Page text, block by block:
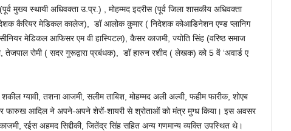
मुख्य स्थायी अधिवक्ता उ.प्र.) , मोहम्मद इदरीस (पूर्व जिला शासकीय अधिवक्ता
कैरियर मेडिकल कालेज), डॉ आलोक कुमार ( निदेशक कोआडिनेशन एण्ड प्लानिग
मेडिकल आफिसर एम वी हास्पिटल), कैसर काजमी, ज्योति सिंह (वरिष्ठ समाज
तेजपाल रोमी ( सदर गुरूद्वारा प्रबंधक), डॉ हारुन रशीद ( लेखक) को 5 वें ‘अवार्ड ए
ग्यावी, तशना आजमी, सलीम ताबिश, मोहम्मद अली अल्वी, फहीम फारीक, शोएब
फारुख आदिल ने अपने-अपने शेरों-शायरी से श्रोताओं को मंत्र मुग्ध किया। इस अवसर
रईस अहमद सिद्दीकी, जितेंद्र सिंह सहित अन्य गणमान्य व्यक्ति उपस्थित थे।